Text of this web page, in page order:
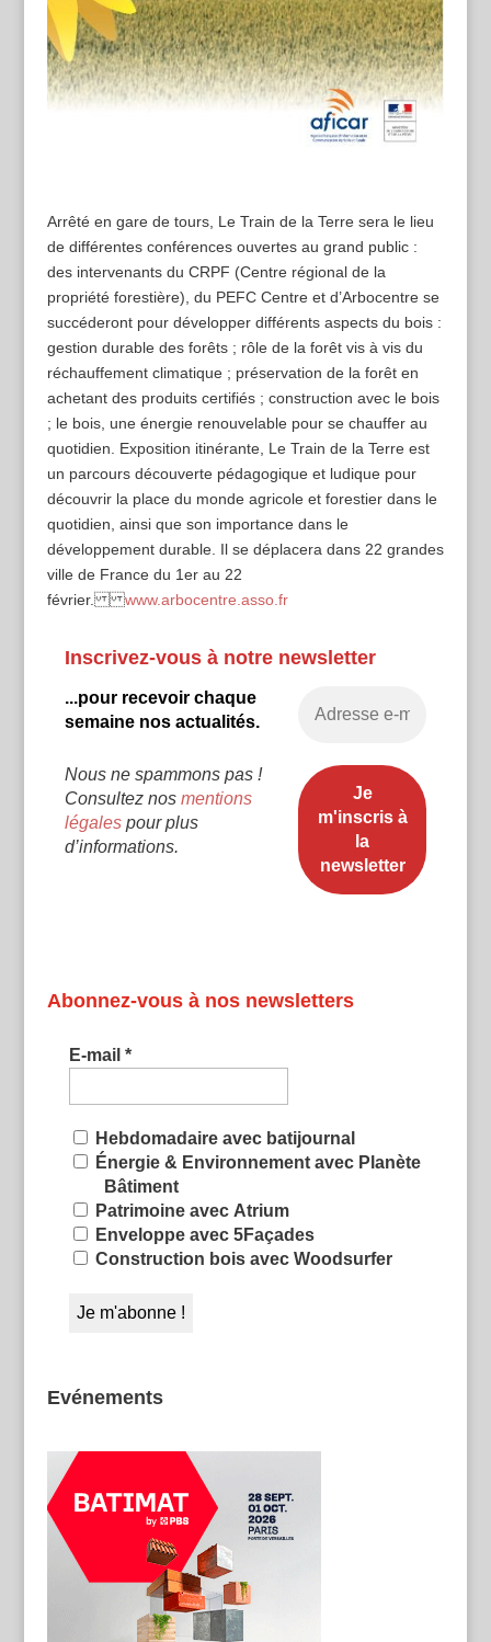
Arrêté en gare de tours, Le Train de la Terre sera le lieu
de différentes conférences ouvertes au grand public :
des intervenants du CRPF (Centre régional de la
propriété forestière), du PEFC Centre et d’Arbocentre se
succéderont pour développer différents aspects du bois :
gestion durable des forêts ; rôle de la forêt vis à vis du
réchauffement climatique ; préservation de la forêt en
achetant des produits certifiés ; construction avec le bois
; le bois, une énergie renouvelable pour se chauffer au
quotidien. Exposition itinérante, Le Train de la Terre est
un parcours découverte pédagogique et ludique pour
découvrir la place du monde agricole et forestier dans le
quotidien, ainsi que son importance dans le
développement durable. Il se déplacera dans 22 grandes
ville de France du 1er au 22
février.www.arbocentre.asso.fr
Inscrivez-vous à notre newsletter
...pour recevoir chaque
semaine nos actualités.
Nous ne spammons pas !
Consultez nos mentions
légalespour plus
d’informations.
Abonnez-vous à nos newsletters
E-mail *
Hebdomadaire avec batijournal
Énergie & Environnement avec Planète
Bâtiment
Patrimoine avec Atrium
Enveloppe avec 5Façades
Construction bois avec Woodsurfer
Evénements